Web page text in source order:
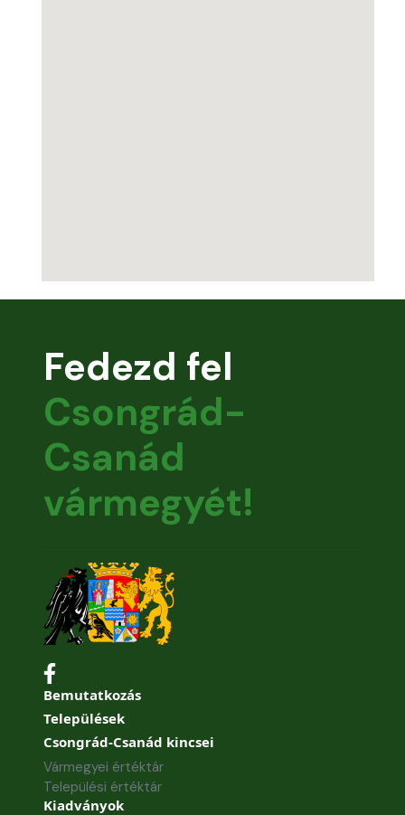
Fedezd fel
Csongrád-
Csanád
vármegyét!
Bemutatkozás
Települések
Csongrád-Csanád kincsei
Vármegyei értéktár
Települési értéktár
Kiadványok